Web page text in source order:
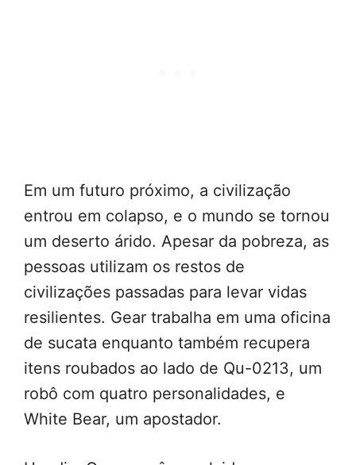
Em um futuro próximo, a civilização
entrou em colapso, e o mundo se tornou
um deserto árido. Apesar da pobreza, as
pessoas utilizam os restos de
civilizações passadas para levar vidas
resilientes. Gear trabalha em uma oficina
de sucata enquanto também recupera
itens roubados ao lado de Qu-0213, um
robô com quatro personalidades, e
White Bear, um apostador.